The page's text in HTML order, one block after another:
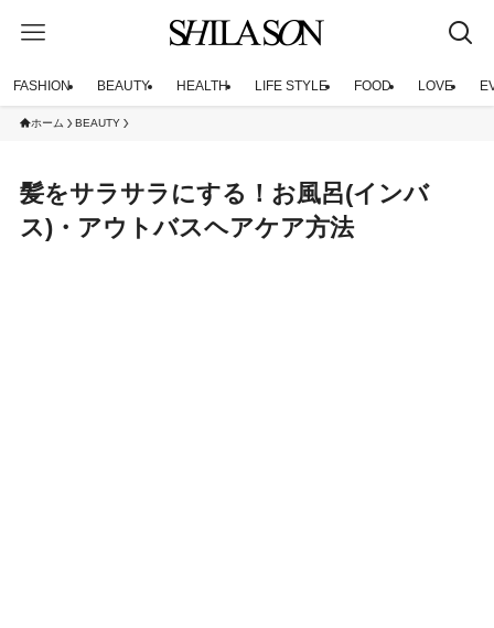
FASHION BEAUTY HEALTH LIFE STYLE FOOD LOVE
ホーム BEAUTY
髪をサラサラにする！お風呂(インバ
ス)・アウトバスヘアケア方法